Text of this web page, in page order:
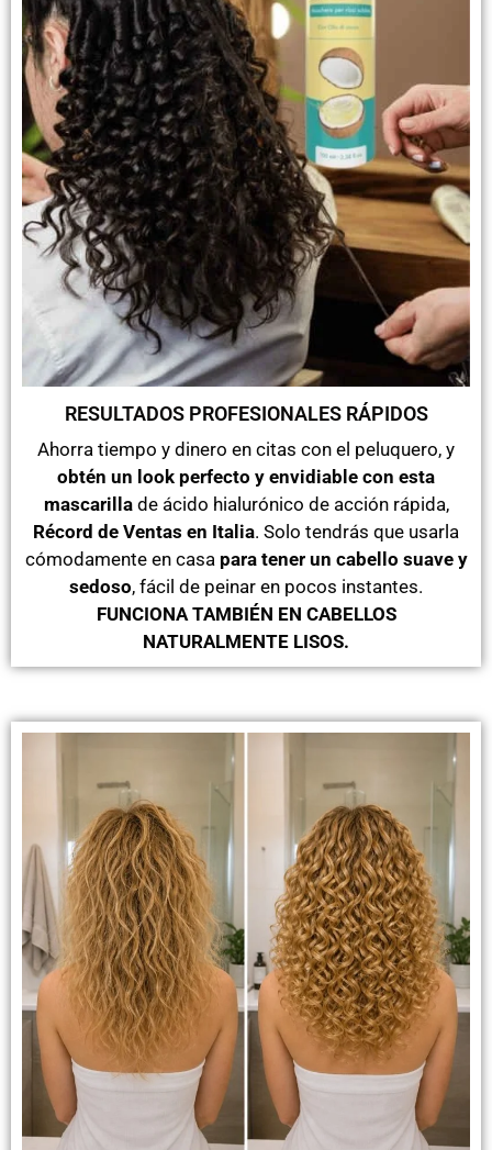
RESULTADOS PROFESIONALES RÁPIDOS
Ahorra tiempo y dinero en citas con el peluquero, y
obtén un look perfecto y envidiable con esta
mascarillade ácido hialurónico de acción rápida,
Récord de Ventas en Italia. Solo tendrás que usarla
cómodamente en casa para tener un cabello suave y
sedoso, fácil de peinar en pocos instantes.
FUNCIONA TAMBIÉN EN CABELLOS
NATURALMENTE LISOS.